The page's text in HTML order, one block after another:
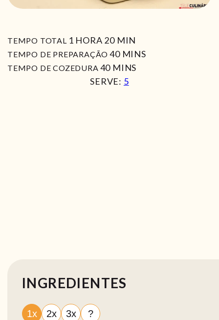
TEMPO TOTAL 1 HORA
HORA 20MIN
MIN
TEMPO DE PREPARAÇÃO 40MIN
MINS
TEMPO DE COZEDURA 40MIN
MINS
SERVE: 5
INGREDIENTES
1x 2x 3x ?